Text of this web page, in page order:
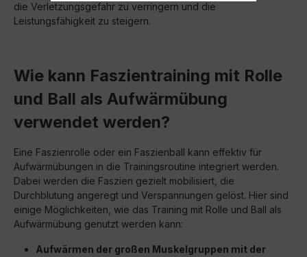
die Verletzungsgefahr zu verringern und die
Leistungsfähigkeit zu steigern.
Wie kann Faszientraining mit Rolle
und Ball als Aufwärmübung
verwendet werden?
Eine Faszienrolle oder ein Faszienball kann effektiv für
Aufwärmübungen in die Trainingsroutine integriert werden.
Dabei werden die Faszien gezielt mobilisiert, die
Durchblutung angeregt und Verspannungen gelöst. Hier sind
einige Möglichkeiten, wie das Training mit Rolle und Ball als
Aufwärmübung genutzt werden kann:
Aufwärmen der großen Muskelgruppen mit der